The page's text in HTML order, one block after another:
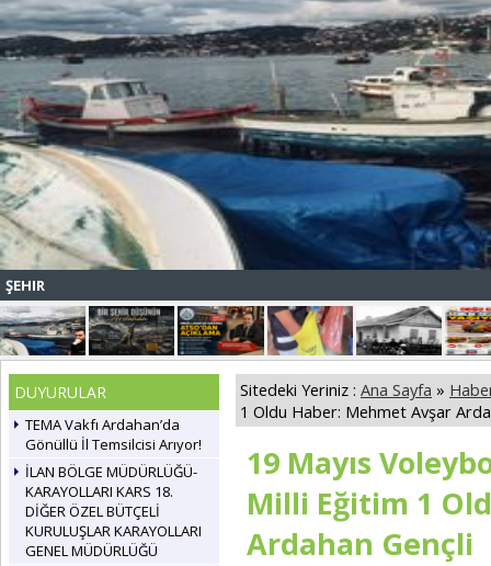
ŞEHIR
DUYURULAR
TEMA Vakfı Ardahan’da
Gönüllü İl Temsilcisi Arıyor!
İLAN BÖLGE MÜDÜRLÜĞÜ-
KARAYOLLARI KARS 18.
DİĞER ÖZEL BÜTÇELİ
KURULUŞLAR KARAYOLLARI
GENEL MÜDÜRLÜĞÜ
Sitedeki Yeriniz : Ana Sayfa »
1 Oldu Haber: Mehmet Avşar
19 Mayıs
Milli Eğitim 1
Ardahan Gençli